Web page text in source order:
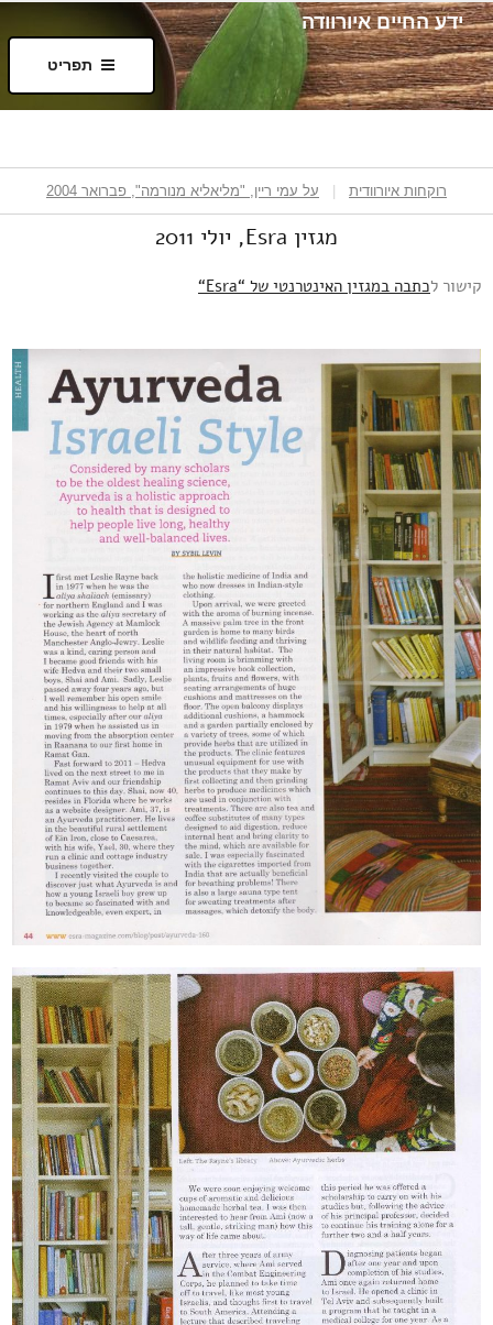
ידע החיים איורוודה
תפריט
רוקחות איורוודית על עמי ריין, "מליאליא מנורמה", פברואר 2004
מגזין Esra, יולי 2011
קישור לכתבה במגזין האינטרנטי של “Esra
“